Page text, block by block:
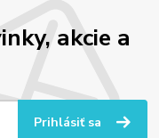
akcie a
Prihlásiť sa